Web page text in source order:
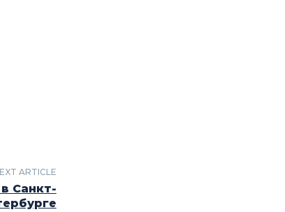
ARTICLE
Санкт-